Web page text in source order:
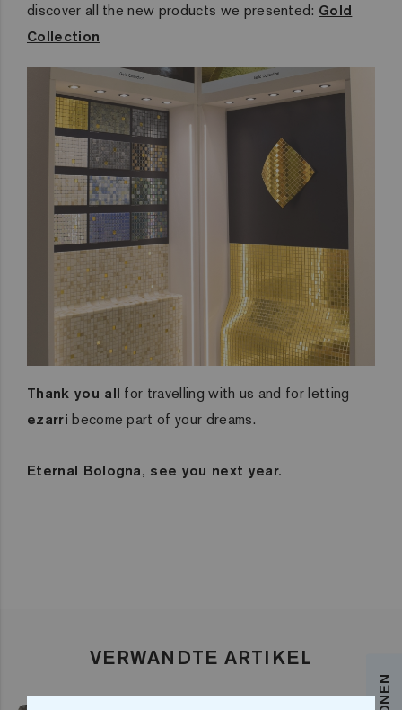
discover all the new products we presented: Gold
Collection
Thank you all for travelling with us and for letting
ezarri become part of your dreams.
Eternal Bologna, see you next year.
VERWANDTE ARTIKEL